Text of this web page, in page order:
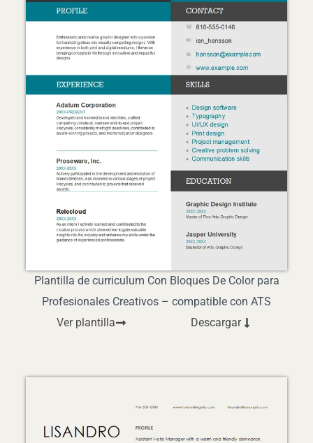
Plantilla de curriculum Con Bloques De Color para
Profesionales Creativos – compatible con ATS
Ver plantilla
Descargar